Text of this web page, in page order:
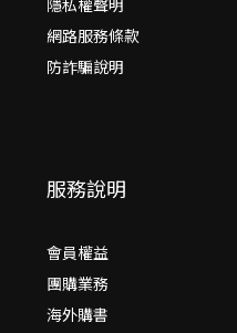
隱私權聲明
網路服務條款
防詐騙說明
服務說明
會員權益
團購業務
海外購書